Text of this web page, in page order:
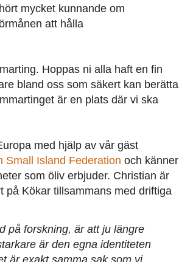
mycket kunnande om
att hålla
Hoppas ni alla haft en fin
bland oss som säkert kan berätta
är en plats där vi ska
med hjälp av vår gäst
Small Island Federation och känner
som öliv erbjuder. Christian är
på Kökar tillsammans med driftiga
på forskning, är att ju längre
är den egna identiteten
är exakt samma sak som vi